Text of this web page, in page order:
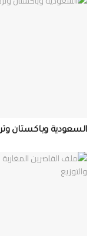
السعودية وباكستان